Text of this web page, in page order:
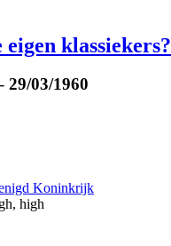
klassiekers?
29/03/1960
Koninkrijk
high